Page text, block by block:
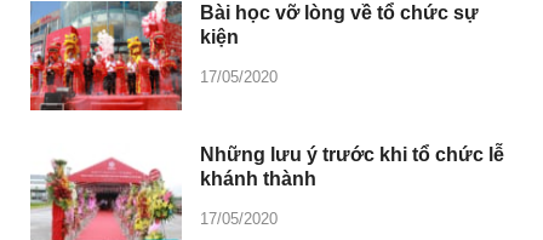
Bài học vỡ lòng về tổ chức sự
kiện
17/05/2020
Những lưu ý trước khi tổ chức lễ
khánh thành
17/05/2020